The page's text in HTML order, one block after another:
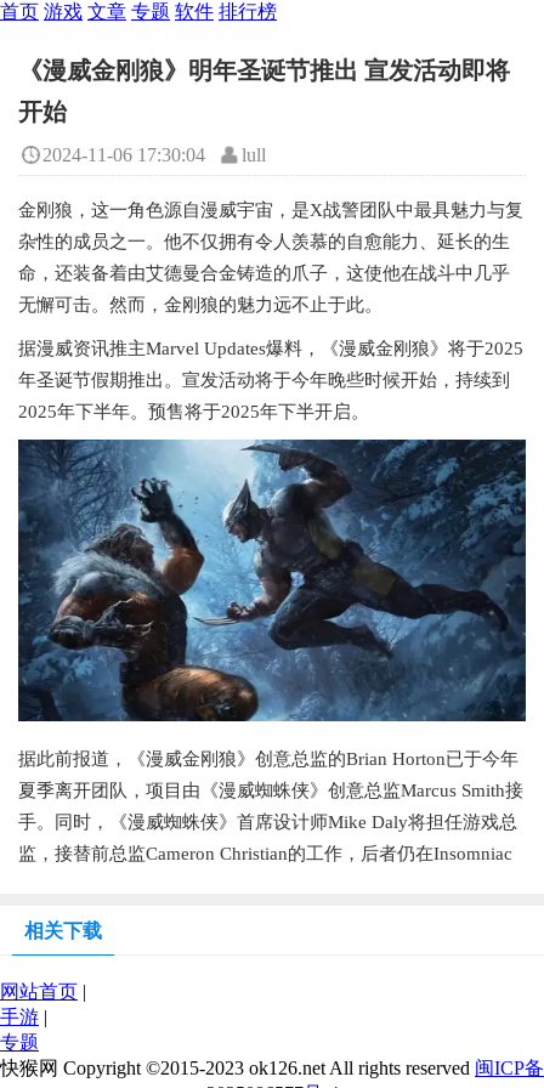
首页 游戏 文章 专题 软件 排行榜
《漫威金刚狼》明年圣诞节推出 宣发活动即将
开始
2024-11-06 17:30:04 lull
金刚狼，这一角色源自漫威宇宙，是X战警团队中最具魅力与复
杂性的成员之一。他不仅拥有令人羡慕的自愈能力、延长的生
命，还装备着由艾德曼合金铸造的爪子，这使他在战斗中几乎
无懈可击。然而，金刚狼的魅力远不止于此。
据漫威资讯推主Marvel Updates爆料，《漫威金刚狼》将于2025
年圣诞节假期推出。宣发活动将于今年晚些时候开始，持续到
2025年下半年。预售将于2025年下半开启。
据此前报道，《漫威金刚狼》创意总监的Brian Horton已于今年
夏季离开团队，项目由《漫威蜘蛛侠》创意总监Marcus Smith接
手。同时，《漫威蜘蛛侠》首席设计师Mike Daly将担任游戏总
监，接替前总监Cameron Christian的工作，后者仍在Insomniac
相关下载
网站首页 |
手游 |
专题
快猴网 Copyright ©2015-2023 ok126.net All rights reserved 闽ICP备